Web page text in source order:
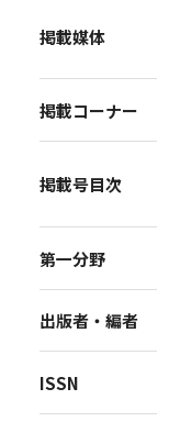
掲載媒体
掲載コーナー
掲載号目次
第一分野
出版者・編者
ISSN